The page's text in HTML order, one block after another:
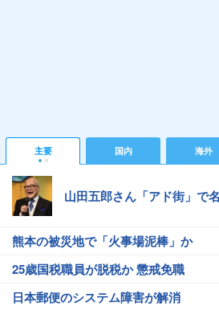
主要 国内 海外
山田五郎さん「アド街」で
熊本の被災地で「火事場泥棒」か
25歳国税職員が脱税か 懲戒免職
日本郵便のシステム障害が解消